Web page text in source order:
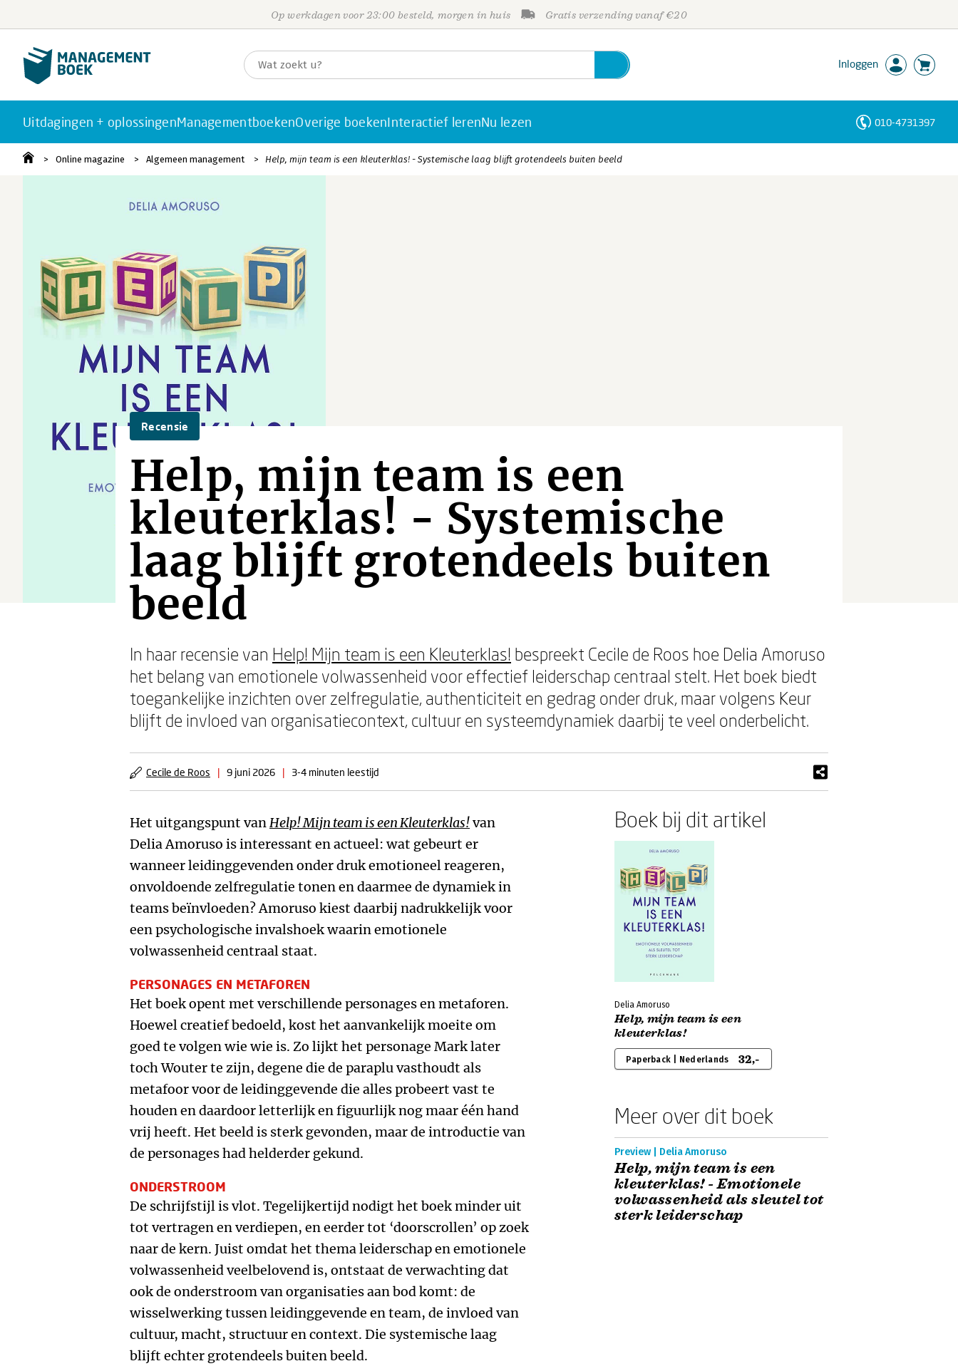
Op werkdagen voor 23:00 besteld, morgen in huis Gratis verzending vanaf €20
Inloggen
Uitdagingen + oplossingenManagementboekenOverige boekenInteractief lerenNu lezen 010-4731397
Online magazine Algemeen management Help, mijn team is een kleuterklas! - Systemische laag blijft grotendeels buiten beeld
Recensie
Help, mijn team is een
kleuterklas! - Systemische
laag blijft grotendeels buiten
beeld
In haar recensie van Help! Mijn team is een Kleuterklas! bespreekt Cecile de Roos hoe Delia Amoruso
het belang van emotionele volwassenheid voor effectief leiderschap centraal stelt. Het boek biedt
toegankelijke inzichten over zelfregulatie, authenticiteit en gedrag onder druk, maar volgens Keur
blijft de invloed van organisatiecontext, cultuur en systeemdynamiek daarbij te veel onderbelicht.
Cecile de Roos | 9 juni 2026 | 3-4 minuten leestijd
Het uitgangspunt vanHelp! Mijn team is een Kleuterklas!van
Delia Amoruso is interessant en actueel: wat gebeurt er
wanneer leidinggevenden onder druk emotioneel reageren,
onvoldoende zelfregulatie tonen en daarmee de dynamiek in
teams beïnvloeden? Amoruso kiest daarbij nadrukkelijk voor
een psychologische invalshoek waarin emotionele
volwassenheid centraal staat.
PERSONAGES EN METAFOREN
Het boek opent met verschillende personages en metaforen.
Hoewel creatief bedoeld, kost het aanvankelijk moeite om
goed te volgen wie wie is. Zo lijkt het personage Mark later
toch Wouter te zijn, degene die de paraplu vasthoudt als
metafoor voor de leidinggevende die alles probeert vast te
houden en daardoor letterlijk en figuurlijk nog maar één hand
vrij heeft. Het beeld is sterk gevonden, maar de introductie van
de personages had helderder gekund.
ONDERSTROOM
De schrijfstijl is vlot. Tegelijkertijd nodigt het boek minder uit
tot vertragen en verdiepen, en eerder tot ‘doorscrollen’ op zoek
naar de kern. Juist omdat het thema leiderschap en emotionele
volwassenheid veelbelovend is, ontstaat de verwachting dat
ook de onderstroom van organisaties aan bod komt: de
wisselwerking tussen leidinggevende en team, de invloed van
cultuur, macht, structuur en context. Die systemische laag
blijft echter grotendeels buiten beeld.
Boek bij dit artikel
Delia Amoruso
Help, mijn team is een
kleuterklas!
Paperback | Nederlands 32,-
Meer over dit boek
Preview | Delia Amoruso
Help, mijn team is een
kleuterklas! - Emotionele
volwassenheid als sleutel tot
sterk leiderschap
Personen